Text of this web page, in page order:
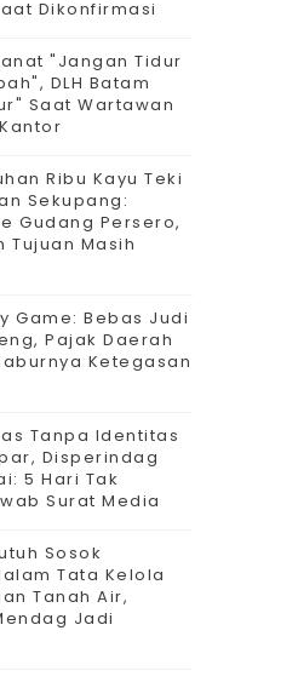
Dikonfirmasi
"Jangan Tidur
DLH Batam
Saat Wartawan
Ribu Kayu Teki
Sekupang:
Gudang Persero,
Tujuan Masih
Game: Bebas Judi
Pajak Daerah
Ketegasan
Tanpa Identitas
Disperindag
5 Hari Tak
Surat Media
Sosok
Tata Kelola
Tanah Air,
Jadi